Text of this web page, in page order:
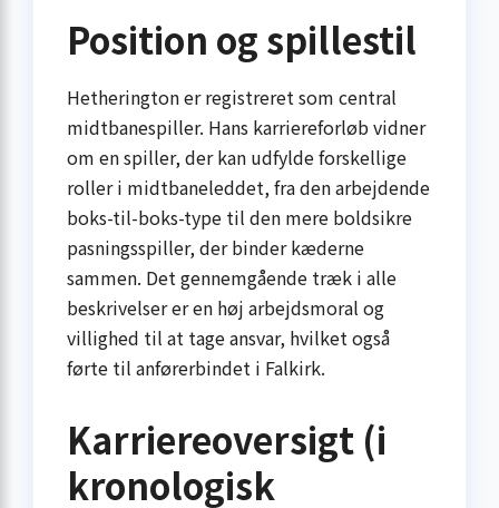
Position og spillestil
Hetherington er registreret som central
midtbanespiller. Hans karriereforløb vidner
om en spiller, der kan udfylde forskellige
roller i midtbaneleddet, fra den arbejdende
boks-til-boks-type til den mere boldsikre
pasningsspiller, der binder kæderne
sammen. Det gennemgående træk i alle
beskrivelser er en høj arbejdsmoral og
villighed til at tage ansvar, hvilket også
førte til anførerbindet i Falkirk.
Karriereoversigt (i
kronologisk